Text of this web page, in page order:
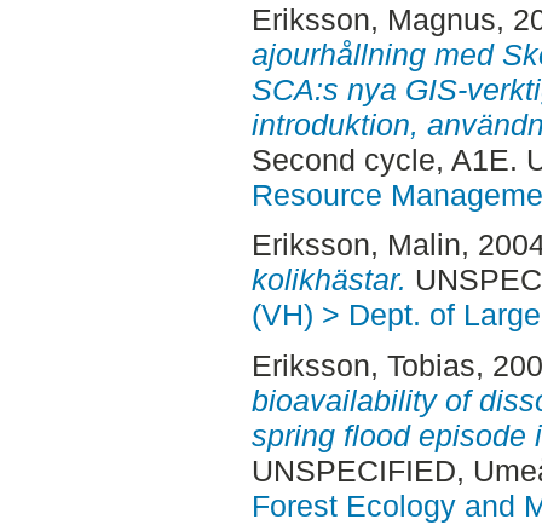
Eriksson, Magnus,
ajourhållning med
SCA:s nya GIS-
introduktion,
Second cycle, A1E.
Resource
Eriksson, Malin,
kolikhästar.
(VH) > Dept. of
Eriksson, Tobias,
bioavailability of
spring flood episode
UNSPECIFIED,
Forest Ecology and